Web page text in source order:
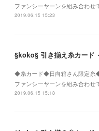
ファンシーヤーンを組み合わせ
2019.06.15 15:23
◆糸カード◆日向箱さん限定糸
ファンシーヤーンを組み合わせ
2019.06.15 15:18